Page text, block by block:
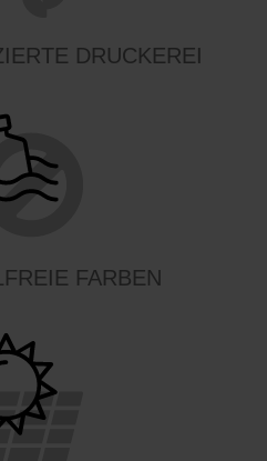
DRUCKEREI
FARBEN